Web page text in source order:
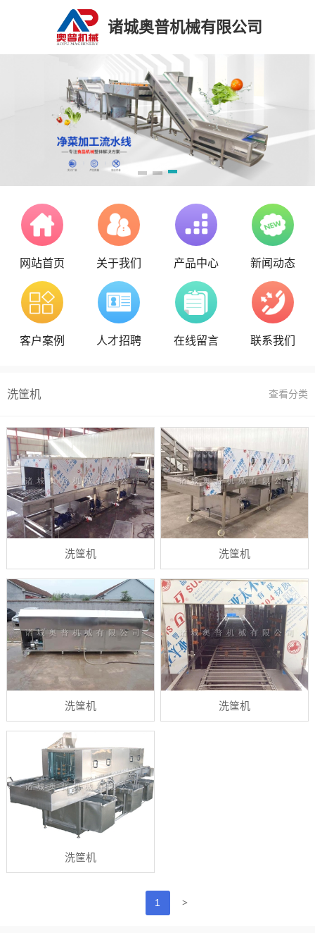
诸城奥普机械有限公司
网站首页 关于我们 产品中心 新闻动态
客户案例 人才招聘 在线留言 联系我们
洗筐机 查看分类
洗筐机 洗筐机
洗筐机 洗筐机
洗筐机
1 >